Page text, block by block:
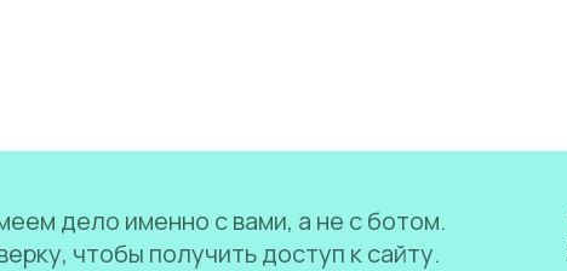
дело именно с вами, а не с ботом.
чтобы получить доступ к сайту.